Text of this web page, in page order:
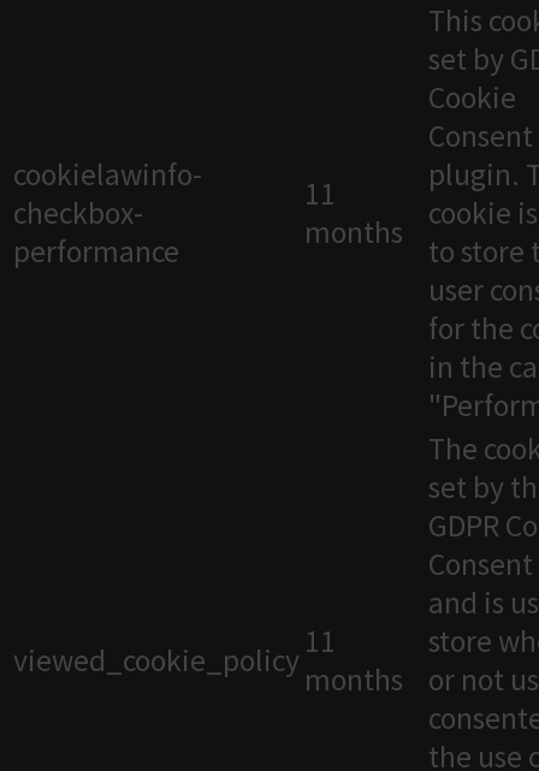
cookielawinfo-
checkbox-
performance
11
months
This
set by
Cookie
Consent
plugin.
cookie
to store
user
for the
in the
viewed_cookie_policy 11
months
The
set by
GDPR
and is
store
or not
the use